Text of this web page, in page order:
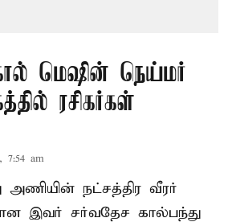
மெஷின் நெய்மர்
ரசிகர்கள்
7:54 am
அணியின் நட்சத்திர வீரர்
இவர் சர்வதேச கால்பந்து